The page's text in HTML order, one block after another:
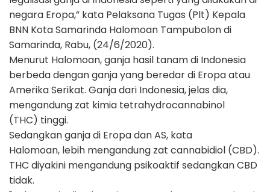
negara Eropa,” kata Pelaksana Tugas (Plt) Kepala
BNN Kota Samarinda Halomoan Tampubolon di
Samarinda, Rabu, (24/6/2020).
Menurut Halomoan, ganja hasil tanam di Indonesia
berbeda dengan ganja yang beredar di Eropa atau
Amerika Serikat. Ganja dari Indonesia, jelas dia,
mengandung zat kimia tetrahydrocannabinol
(THC) tinggi.
Sedangkan ganja di Eropa dan AS, kata
Halomoan, lebih mengandung zat cannabidiol (CBD).
THC diyakini mengandung psikoaktif sedangkan CBD
tidak.